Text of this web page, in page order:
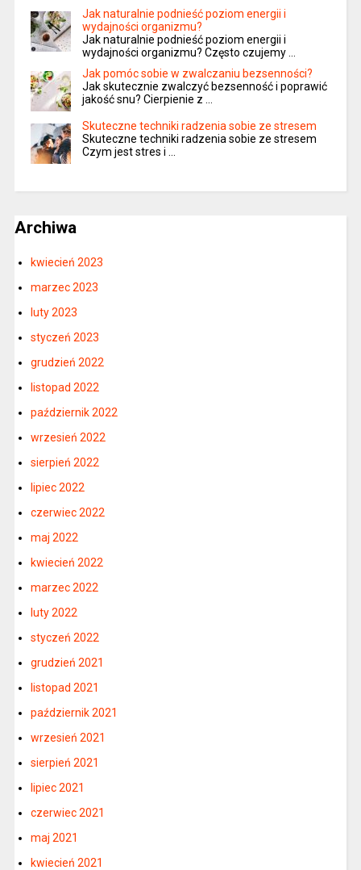
Jak naturalnie podnieść poziom energii i
wydajności organizmu?
Jak naturalnie podnieść poziom energii i
wydajności organizmu? Często czujemy …
Jak pomóc sobie w zwalczaniu bezsenności?
Jak skutecznie zwalczyć bezsenność i poprawić
jakość snu? Cierpienie z …
Skuteczne techniki radzenia sobie ze stresem
Skuteczne techniki radzenia sobie ze stresem
Czym jest stres i …
Archiwa
kwiecień 2023
marzec 2023
luty 2023
styczeń 2023
grudzień 2022
listopad 2022
październik 2022
wrzesień 2022
sierpień 2022
lipiec 2022
czerwiec 2022
maj 2022
kwiecień 2022
marzec 2022
luty 2022
styczeń 2022
grudzień 2021
listopad 2021
październik 2021
wrzesień 2021
sierpień 2021
lipiec 2021
czerwiec 2021
maj 2021
kwiecień 2021